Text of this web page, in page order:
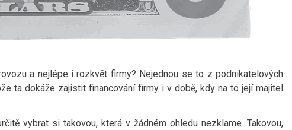
a nejlépe i rozkvět firmy? Nejednou se to z podnikatelových
ta dokáže zajistit financování firmy i v době, kdy na to její majitel
vybrat si takovou, která v žádném ohledu nezklame. Takovou,